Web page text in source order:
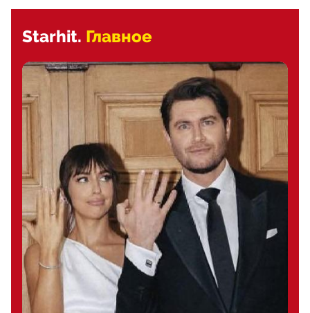
Starhit. Главное